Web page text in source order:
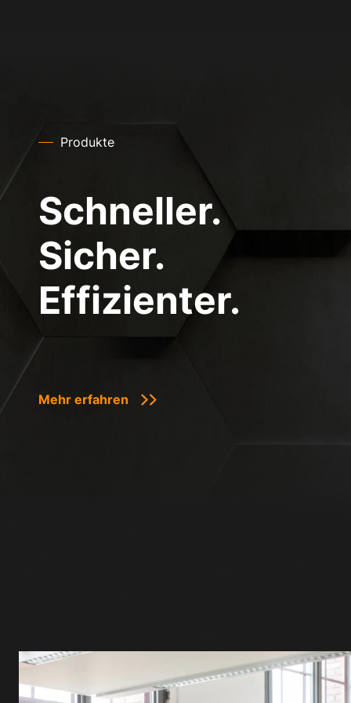
Produkte
Schneller.
Sicher.
Effizienter.
Mehr erfahren